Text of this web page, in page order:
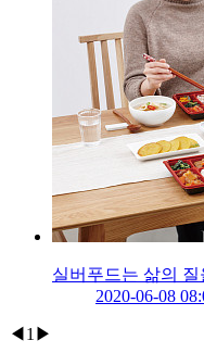
실버푸드는 삶의
2020-06-08
◀ 1 ▶